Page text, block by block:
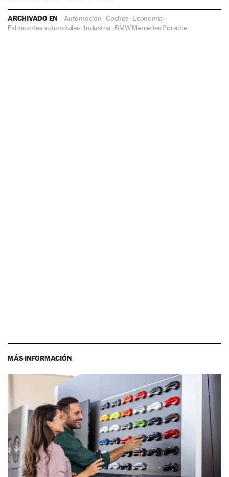
ARCHIVADO EN Automoción ·Coches· Economía ·
Fabricantes automóviles· Industria·BMW Mercedes Porsche
MÁS INFORMACIÓN